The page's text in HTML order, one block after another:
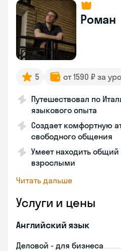
Роман
5 от 1590 ₽ за
Путешествовал по
языкового опыта
Создает комфортную
свободного общения
Умеет находить
взрослыми
Читать дальше
Услуги и цены
Английский язык
Деловой - для бизнеса